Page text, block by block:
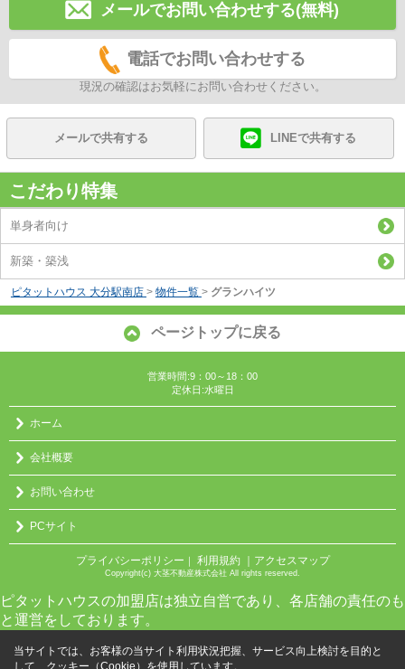
メールでお問い合わせする(無料)
電話でお問い合わせする
現況の確認はお気軽にお問い合わせください。
メールで共有する LINEで共有する
こだわり特集
単身者向け
新築・築浅
ピタットハウス 大分駅南店 > 物件一覧 > グランハイツ
ページトップに戻る
営業時間:9：00～18：00
定休日:水曜日
ホーム
会社概要
お問い合わせ
PCサイト
プライバシーポリシー 利用規約 ｜アクセスマップ
Copyright(c) 大茎不動産株式会社 All rights reserved.
ピタットハウスの加盟店は独立自営であり、各店舗の責任のも
と運営をしております。
当サイトでは、お客様の当サイト利用状況把握、サービス向上検討を目的と
して、クッキー（Cookie）を使用しています。